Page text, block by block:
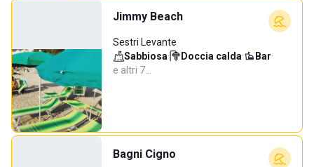
Jimmy Beach
Sestri Levante
Sabbiosa· Doccia calda· Bar·
e altri 7…
Bagni Cigno